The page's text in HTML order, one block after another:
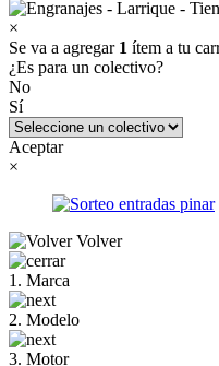
×
Se va a agregar 1 ítem a tu
¿Es para un colectivo?
No
Sí
Aceptar
×
Volver
1. Marca
2. Modelo
3. Motor